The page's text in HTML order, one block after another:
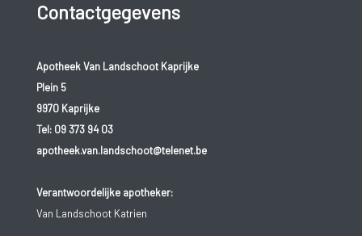
Contactgegevens
Apotheek Van Landschoot Kaprijke
Plein 5
9970 Kaprijke
Tel: 09 373 94 03
apotheek.van.landschoot@telenet.be
Verantwoordelijke apotheker:
Van Landschoot Katrien